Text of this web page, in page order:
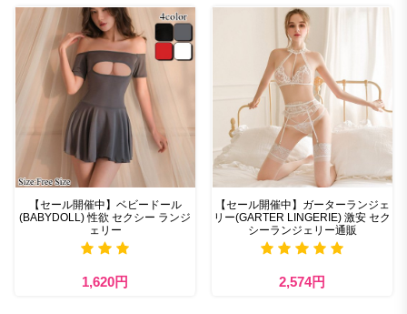
【セール開催中】ベビードール
(BABYDOLL) 性欲 セクシー ランジ
ェリー
1,620円
【セール開催中】ガーターランジェ
リー(GARTER LINGERIE) 激安 セク
シーランジェリー通販
2,574円